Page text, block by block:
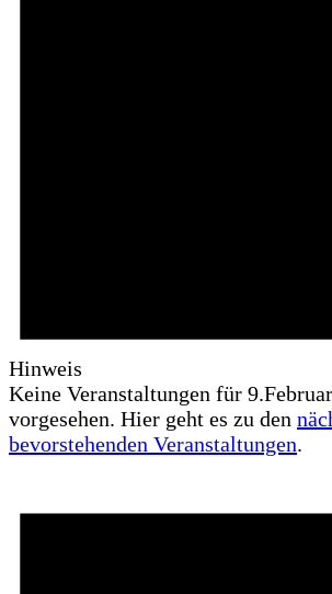
Hinweis
Keine Veranstaltungen für
vorgesehen. Hier geht es zu den
bevorstehenden Veranstaltungen.